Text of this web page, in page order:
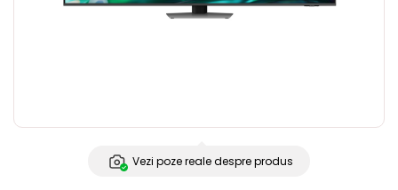
Vezi poze reale despre produs